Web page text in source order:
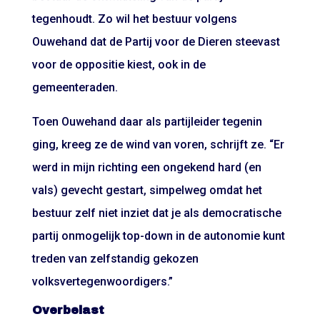
tegenhoudt. Zo wil het bestuur volgens
Ouwehand dat de Partij voor de Dieren steevast
voor de oppositie kiest, ook in de
gemeenteraden.
Toen Ouwehand daar als partijleider tegenin
ging, kreeg ze de wind van voren, schrijft ze. “Er
werd in mijn richting een ongekend hard (en
vals) gevecht gestart, simpelweg omdat het
bestuur zelf niet inziet dat je als democratische
partij onmogelijk top-down in de autonomie kunt
treden van zelfstandig gekozen
volksvertegenwoordigers.”
Overbelast